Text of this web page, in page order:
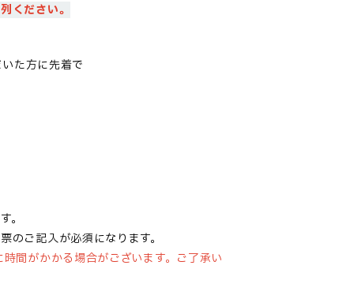
ください。
た方に先着で
。
ご記入が必須になります。
間がかかる場合がございます。ご了承い